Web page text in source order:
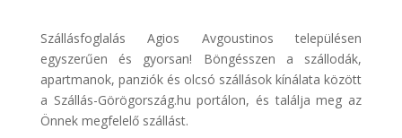
Cars
Transzfer
Kiwi
Szállásfoglalás Agios Avgoustinos településen
egyszerűen és gyorsan! Böngésszen a szállodák,
apartmanok, panziók és olcsó szállások kínálata között
a Szállás-Görögország.hu portálon, és találja meg az
Önnek megfelelő szállást.